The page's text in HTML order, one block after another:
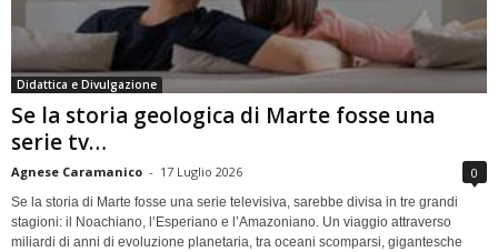
Didattica e Divulgazione
Se la storia geologica di Marte fosse una
serie tv…
Agnese Caramanico - 17 Luglio 2026 0
Se la storia di Marte fosse una serie televisiva, sarebbe divisa in tre grandi
stagioni: il Noachiano, l’Esperiano e l’Amazoniano. Un viaggio attraverso
miliardi di anni di evoluzione planetaria, tra oceani scomparsi, gigantesche